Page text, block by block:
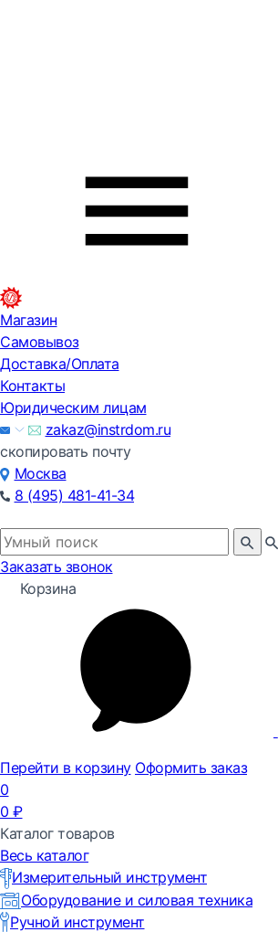
Магазин
Самовывоз
Доставка/Оплата
Контакты
Юридическим лицам
zakaz@instrdom.ru
скопировать почту
Москва
8 (495) 481-41-34
Заказать звонок
Корзина
Перейти в корзину Оформить заказ
0
0 ₽
Каталог товаров
Весь каталог
Измерительный инструмент
Оборудование и силовая техника
Ручной инструмент